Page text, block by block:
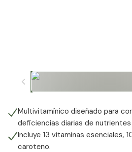
Multivitamínico diseñado para
deficiencias diarias de nutrientes
Incluye 13 vitaminas esenciales,
caroteno.